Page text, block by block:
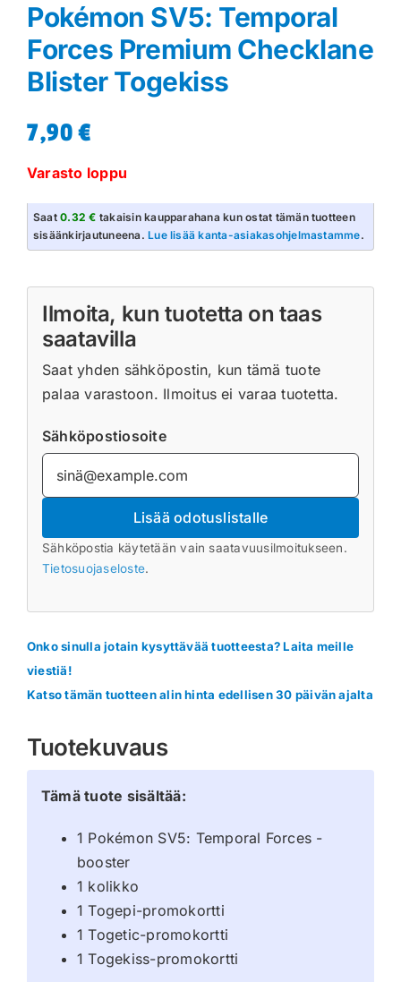
Pokémon SV5: Temporal
Forces Premium Checklane
Blister Togekiss
7,90€
Varasto loppu
Saat0.32 € takaisin kaupparahana kun ostat tämän tuotteen
sisäänkirjautuneena.Lue lisää kanta-asiakasohjelmastamme.
Ilmoita, kun tuotetta on taas
saatavilla
Saat yhden sähköpostin, kun tämä tuote
palaa varastoon. Ilmoitus ei varaa tuotetta.
Sähköpostiosoite
Lisää odotuslistalle
Sähköpostia käytetään vain saatavuusilmoitukseen.
Tietosuojaseloste.
Onko sinulla jotain kysyttävää tuotteesta? Laita meille
viestiä!
Katso tämän tuotteen alin hinta edellisen 30 päivän ajalta
Tuotekuvaus
Tämä tuote sisältää:
1 Pokémon SV5: Temporal Forces -
booster
1 kolikko
1 Togepi-promokortti
1 Togetic-promokortti
1 Togekiss-promokortti